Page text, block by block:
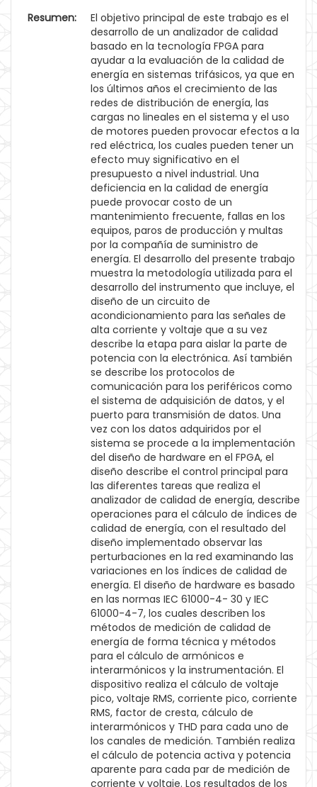
Resumen:
El objetivo principal de este trabajo es el
desarrollo de un analizador de calidad
basado en la tecnología FPGA para
ayudar a la evaluación de la calidad de
energía en sistemas trifásicos, ya que en
los últimos años el crecimiento de las
redes de distribución de energía, las
cargas no lineales en el sistema y el uso
de motores pueden provocar efectos a la
red eléctrica, los cuales pueden tener un
efecto muy significativo en el
presupuesto a nivel industrial. Una
deficiencia en la calidad de energía
puede provocar costo de un
mantenimiento frecuente, fallas en los
equipos, paros de producción y multas
por la compañía de suministro de
energía. El desarrollo del presente trabajo
muestra la metodología utilizada para el
desarrollo del instrumento que incluye, el
diseño de un circuito de
acondicionamiento para las señales de
alta corriente y voltaje que a su vez
describe la etapa para aislar la parte de
potencia con la electrónica. Así también
se describe los protocolos de
comunicación para los periféricos como
el sistema de adquisición de datos, y el
puerto para transmisión de datos. Una
vez con los datos adquiridos por el
sistema se procede a la implementación
del diseño de hardware en el FPGA, el
diseño describe el control principal para
las diferentes tareas que realiza el
analizador de calidad de energía, describe
operaciones para el cálculo de índices de
calidad de energía, con el resultado del
diseño implementado observar las
perturbaciones en la red examinando las
variaciones en los índices de calidad de
energía. El diseño de hardware es basado
en las normas IEC 61000-4- 30 y IEC
61000-4-7, los cuales describen los
métodos de medición de calidad de
energía de forma técnica y métodos
para el cálculo de armónicos e
interarmónicos y la instrumentación. El
dispositivo realiza el cálculo de voltaje
pico, voltaje RMS, corriente pico, corriente
RMS, factor de cresta, cálculo de
interarmónicos y THD para cada uno de
los canales de medición. También realiza
el cálculo de potencia activa y potencia
aparente para cada par de medición de
corriente y voltaje. Los resultados de los